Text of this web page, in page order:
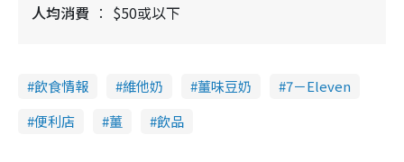
人均消費
$50或以下
飲食情報 維他奶 薑味豆奶
7－Eleven
便利店
薑 飲品